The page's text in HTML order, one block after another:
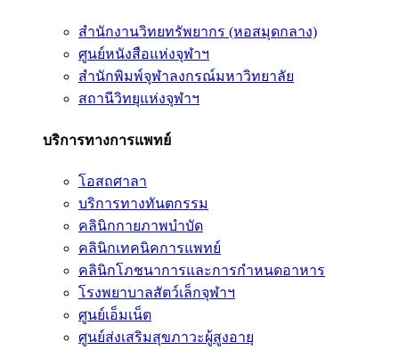
สำนักงานวิทยทรัพยากร (หอสมุดกลาง)
ศูนย์หนังสือแห่งจุฬาฯ
สำนักพิมพ์จุฬาลงกรณ์มหาวิทยาลัย
สถานีวิทยุแห่งจุฬาฯ
บริการทางการแพทย์
โอสถศาลา
บริการทางทันตกรรม
คลินิกกายภาพบำบัด
คลินิกเทคนิคการแพทย์
คลินิกโภชนาการและการกำหนดอาหาร
โรงพยาบาลสัตว์เล็กจุฬาฯ
ศูนย์เอ็มเน็ต
ศูนย์ส่งเสริมสุขภาวะผู้สูงอายุ